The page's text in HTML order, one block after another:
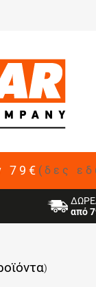
79€ (δες
από
)